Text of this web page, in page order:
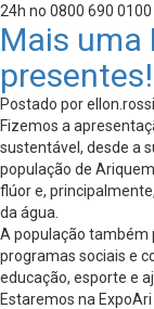
24h no 0800 690
Mais uma
presentes!
Postado por
Fizemos a
sustentável, desde a
população de
flúor e,
da água.
A população também
programas sociais e
educação, esporte e
Estaremos na